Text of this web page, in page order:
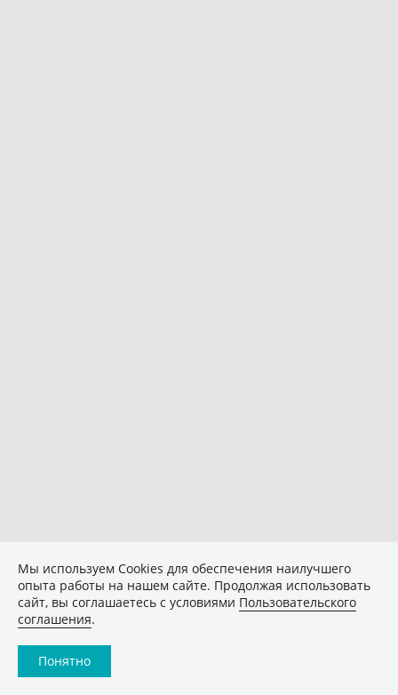
Мы используем Сookies для обеспечения наилучшего
опыта работы на нашем сайте. Продолжая использовать
сайт, вы соглашаетесь с условиями Пользовательского
соглашения.
Понятно